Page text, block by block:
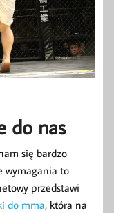
do nas
się bardzo
wymagania to
przedstawi
do mma, która na